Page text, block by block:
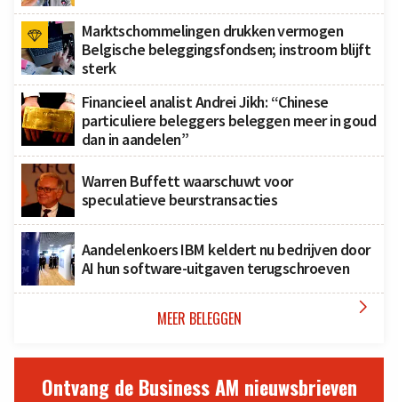
Marktschommelingen drukken vermogen
Belgische beleggingsfondsen; instroom blijft
sterk
Financieel analist Andrei Jikh: “Chinese
particuliere beleggers beleggen meer in goud
dan in aandelen”
Warren Buffett waarschuwt voor
speculatieve beurstransacties
Aandelenkoers IBM keldert nu bedrijven door
AI hun software-uitgaven terugschroeven
MEER BELEGGEN 
Ontvang de Business AM nieuwsbrieven